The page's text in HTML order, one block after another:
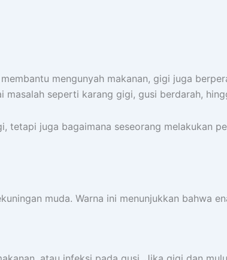
mengunyah makanan, gigi juga
seperti karang gigi, gusi berdarah,
tetapi juga bagaimana seseorang melakukan
muda. Warna ini menunjukkan bahwa